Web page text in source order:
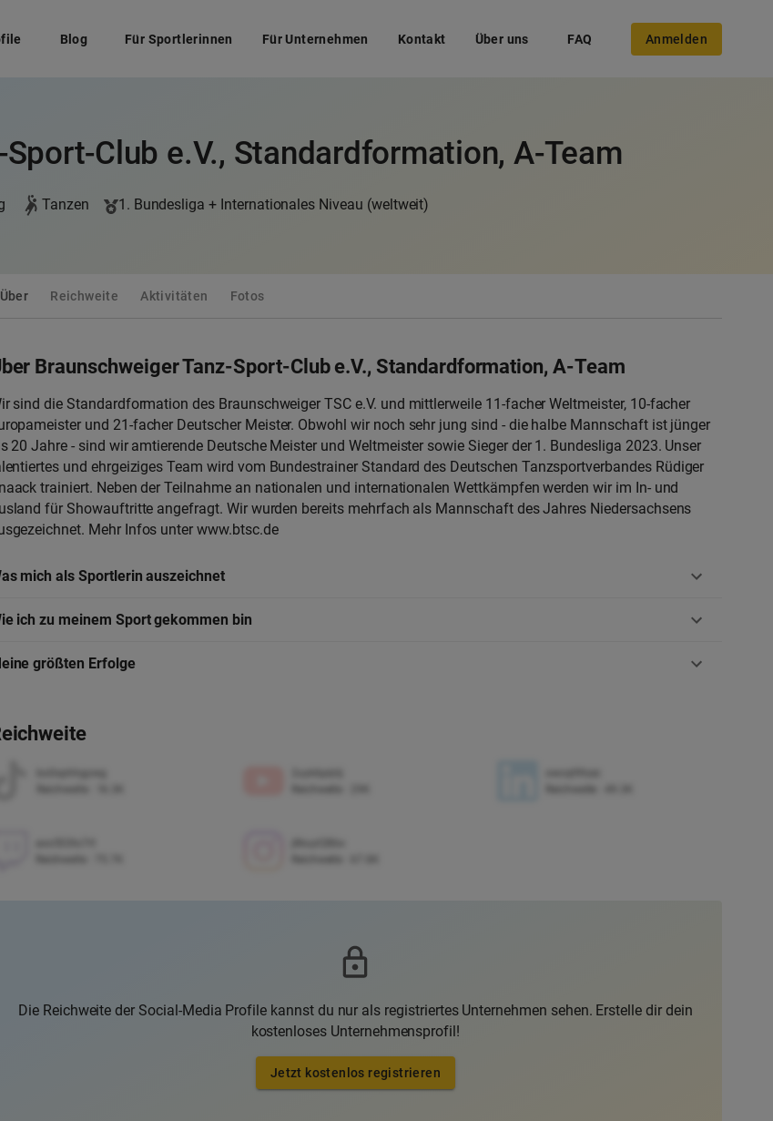
Blog Für Sportlerinnen Für Unternehmen Kontakt Über uns FAQ Anmelden
Club e.V., Standardformation, A-Team
Tanzen 1. Bundesliga + Internationales Niveau (weltweit)
Über Reichweite Aktivitäten Fotos
Braunschweiger Tanz-Sport-Club e.V., Standardformation, A-Team
sind die Standardformation des Braunschweiger TSC e.V. und mittlerweile 11-facher Weltmeister, 10-facher
und 21-facher Deutscher Meister. Obwohl wir noch sehr jung sind - die halbe Mannschaft ist jünger
20 Jahre - sind wir amtierende Deutsche Meister und Weltmeister sowie Sieger der 1. Bundesliga 2023. Unser
und ehrgeiziges Team wird vom Bundestrainer Standard des Deutschen Tanzsportverbandes Rüdiger
trainiert. Neben der Teilnahme an nationalen und internationalen Wettkämpfen werden wir im In- und
für Showauftritte angefragt. Wir wurden bereits mehrfach als Mannschaft des Jahres Niedersachsens
Mehr Infos unter www.btsc.de
mich als Sportlerin auszeichnet
ich zu meinem Sport gekommen bin
größten Erfolge
Die Reichweite der Social-Media Profile kannst du nur als registriertes Unternehmen sehen. Erstelle dir dein
kostenloses Unternehmensprofil!
Jetzt kostenlos registrieren